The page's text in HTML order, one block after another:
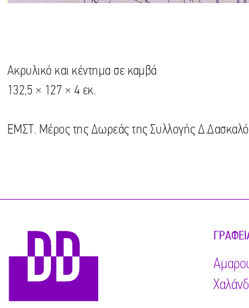
Aκρυλικό και κέντημα σε καμβά
132,5 × 127 × 4 εκ.
ΕΜΣΤ. Μέρος της Δωρεάς της Συλλογής